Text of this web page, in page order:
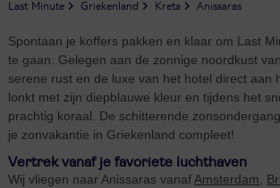
Last Minute Griekenland Kreta Anissaras
Spontaan je koffers pakken en klaar om Last
te gaan. Gelegen aan de zonnige noordkust
serene rust en de luxe van het hotel direct aan
lonkt met zijn diepblauwe kleur en tijdens het
prachtig koraal. De schitterende
je zonvakantie in Griekenland compleet!
Vertrek vanaf je favoriete luchthaven
Wij vliegen naar Anissaras vanaf Amsterdam